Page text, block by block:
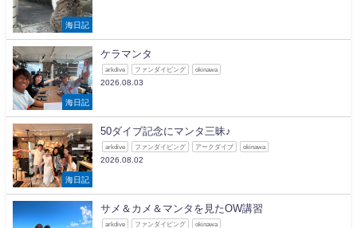
海日記
海日記
ケラマンタ
arkdive ファンダイビング okinawa
2026.08.03
海日記
50ダイブ記念にマンタ三昧♪
arkdive ファンダイビング アークダイブ okinawa
2026.08.02
サメ＆カメ＆マンタを見たOW講習
arkdive ファンダイビング okinawa